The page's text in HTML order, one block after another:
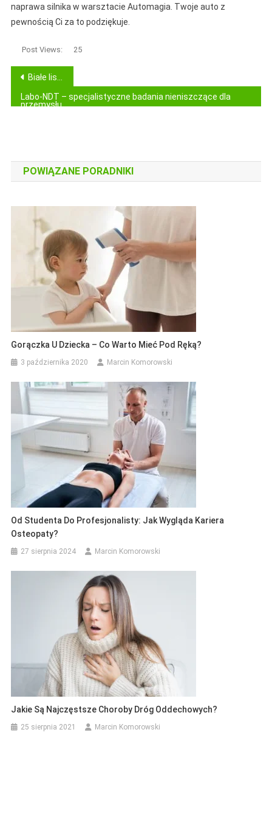
naprawa silnika w warsztacie Automagia. Twoje auto z
pewnością Ci za to podziękuje.
Post Views: 25
Nawigacja
wpisu
Białe listwy do paneli – stylowe wykończenie wnętrza z klasą
Labo-NDT – specjalistyczne badania nieniszczące dla
przemysłu
POWIĄZANE PORADNIKI
Gorączka U Dziecka – Co Warto Mieć Pod Ręką?
3 października 2020 Marcin Komorowski
Od Studenta Do Profesjonalisty: Jak Wygląda Kariera
Osteopaty?
27 sierpnia 2024 Marcin Komorowski
Jakie Są Najczęstsze Choroby Dróg Oddechowych?
25 sierpnia 2021 Marcin Komorowski